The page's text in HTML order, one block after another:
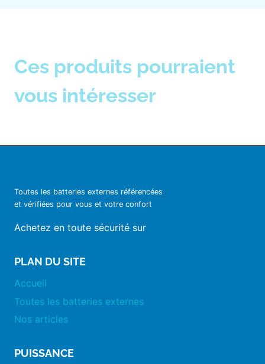
Ces produits pourraient
vous intéresser
Toutes les batteries externes référencées
et vérifiées pour vous et votre confort
Achetez en toute sécurité sur
PLAN DU SITE
Accueil
Toutes les batteries externes
Nos articles
PUISSANCE